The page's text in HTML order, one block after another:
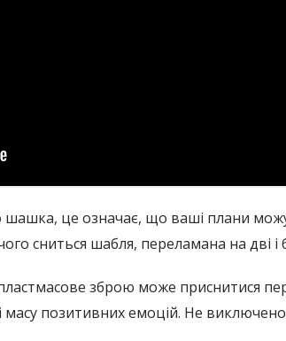
це означає, що ваші плани
сниться шабля, переламана на дві і
зброю може приснитися
і масу позитивних емоцій. Не